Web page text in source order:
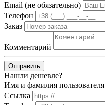
Email (не обязательно)
Телефон
Заказ
Комментарий
Отправить
Нашли дешевле?
Имя и фамилия пользователя
Ссылка